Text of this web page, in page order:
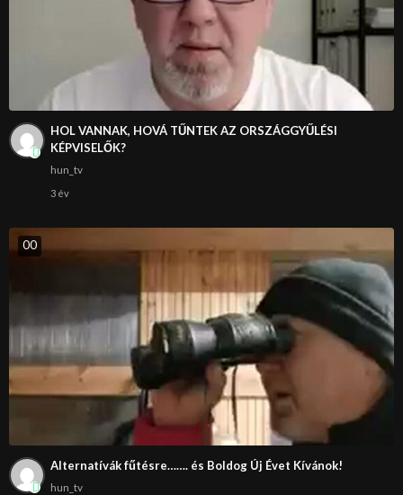
HOL VANNAK, HOVÁ TŰNTEK AZ ORSZÁGGYŰLÉSI
KÉPVISELŐK?
hun_tv
3 év
00
Alternatívák fűtésre……. és Boldog Új Évet Kívánok!
hun_tv